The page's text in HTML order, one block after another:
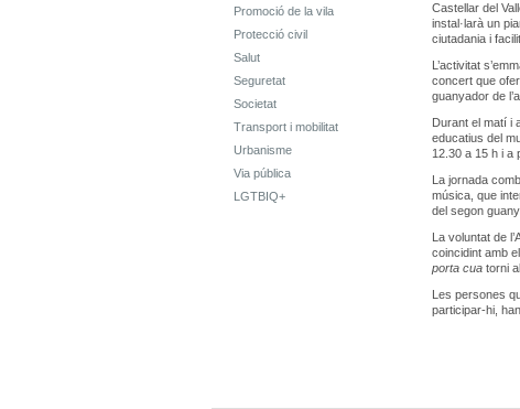
Promoció de la vila
Protecció civil
Salut
Seguretat
Societat
Transport i mobilitat
Urbanisme
Via pública
LGTBIQ+
Castellar del
instal·larà un
ciutadania i
L’activitat
concert que
guanyador de
Durant el matí i
educatius del
12.30 a 15 h i a
La jornada
música, que
del segon
La voluntat de
coincidint amb
porta cua torni
Les persones
participar-hi,